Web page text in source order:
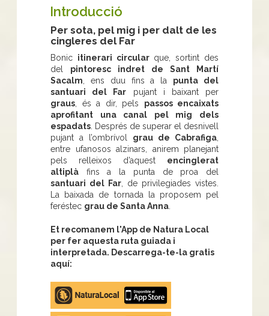
Introducció
Per sota, pel mig i per dalt de les
cingleres del Far
Bonic itinerari circularque, sortint des
del pintoresc indret de Sant Martí
Sacalm , ens duu fins a la punta del
santuari del Far pujant i baixant per
graus , és a dir, pels passos encaixats
aprofitant una canal pel mig dels
espadats . Després de superar el desnivell
pujant a l’ombrívol grau de Cabrafiga
entre ufanosos alzinars, anirem planejant
pels relleixos d’aquest encinglerat
altiplà fins a la punta de proa del
santuari del Far , de privilegiades vistes.
La baixada de tornada la proposem pel
feréstec grau de Santa Anna
Et recomanem l'App de Natura Local
per fer aquesta ruta guiada i
interpretada. Descarrega-te-la gratis
aquí:
Apple
store